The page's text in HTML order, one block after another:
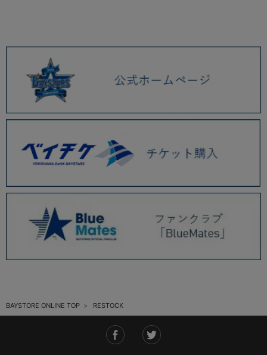
BAYSTORE ONLINE TOP RESTOCK